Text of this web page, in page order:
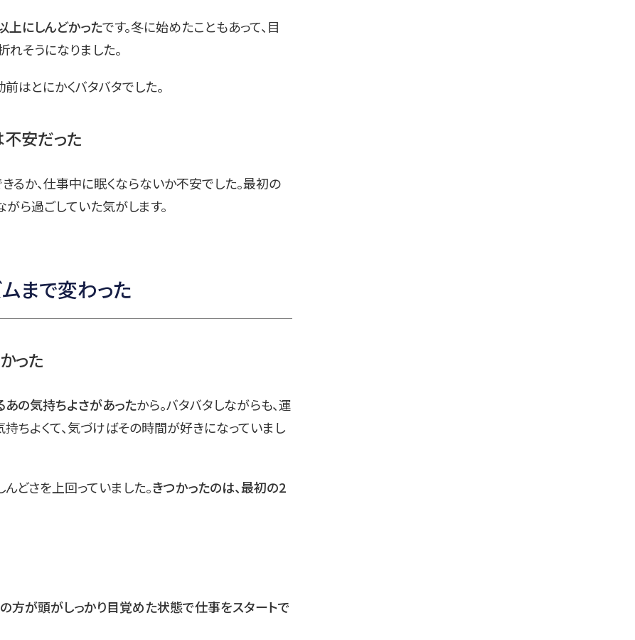
上にしんどかったです。冬に始めたこともあって、目
そうになりました。
はとにかくバタバタでした。
安だった
るか、仕事中に眠くならないか不安でした。最初の
ら過ごしていた気がします。
まで変わった
った
の気持ちよさがあったから。バタバタしながらも、運
ちよくて、気づけばその時間が好きになっていまし
どさを上回っていました。きつかったのは、最初の2
方が頭がしっかり目覚めた状態で仕事をスタートで